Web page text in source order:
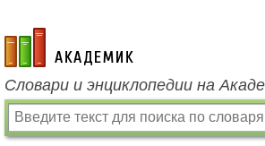
academic.ru
Словари и энциклопедии на